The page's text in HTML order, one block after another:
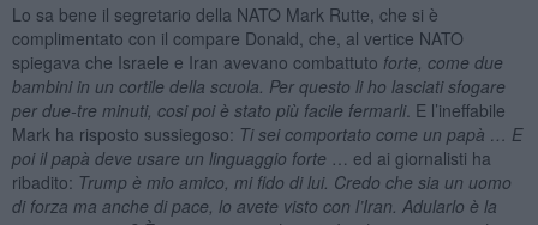
Lo sa bene il segretario della NATO Mark Rutte, che si è
complimentato con il compare Donald, che, al vertice NATO
spiegava che Israele e Iran avevano combattuto forte, come due
bambini in un cortile della scuola. Per questo li ho lasciati sfogare
per due-tre minuti, cosi poi è stato più facile fermarli. E l’ineffabile
Mark ha risposto sussiegoso: Ti sei comportato come un papà … E
poi il papà deve usare un linguaggio forte … ed ai giornalisti ha
ribadito: Trump è mio amico, mi fido di lui. Credo che sia un uomo
di forza ma anche di pace, lo avete visto con l’Iran. Adularlo è la